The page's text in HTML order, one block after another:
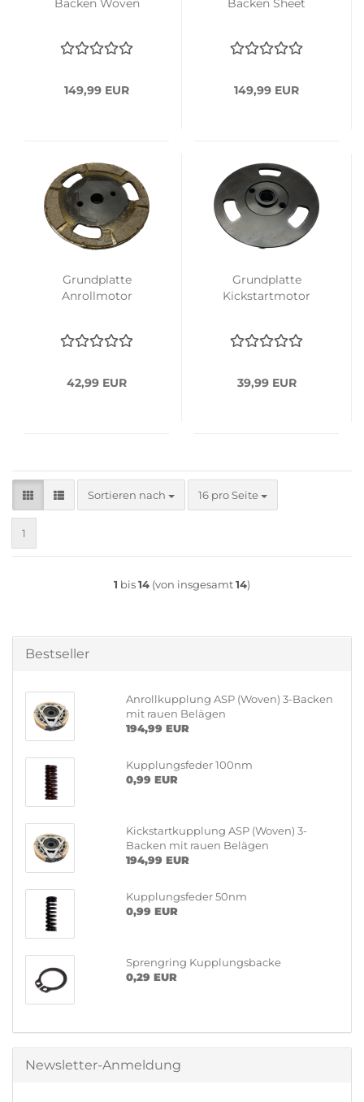
Backen Woven
149,99 EUR
Backen Sheet
149,99 EUR
Grundplatte
Anrollmotor
42,99 EUR
Grundplatte
Kickstartmotor
39,99 EUR
Sortieren nach
Sortieren nach 16 pro Seite
pro Seite
1
1 bis14 (von insgesamt14)
Bestseller
Anrollkupplung ASP (Woven) 3-Backen
mit rauen Belägen
194,99 EUR
Kupplungsfeder 100nm
0,99 EUR
Kickstartkupplung ASP (Woven) 3-
Backen mit rauen Belägen
194,99 EUR
Kupplungsfeder 50nm
0,99 EUR
Sprengring Kupplungsbacke
0,29 EUR
Newsletter-Anmeldung